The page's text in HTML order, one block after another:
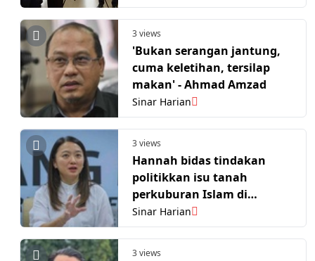
3 views
​'Bukan serangan jantung,
cuma keletihan, tersilap
makan' - Ahmad Amzad
Sinar Harian
3 views
Hannah bidas tindakan
politikkan isu tanah
perkuburan Islam di
Semenyih
Sinar Harian
3 views